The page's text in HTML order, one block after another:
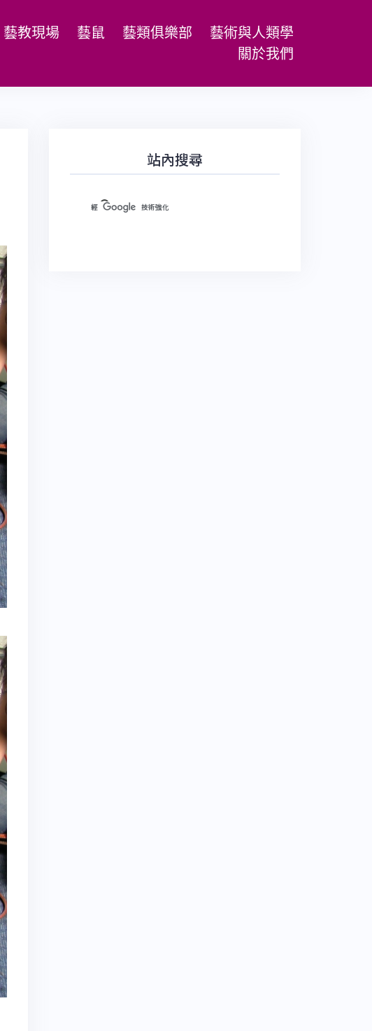
藝教現場 藝鼠 藝類俱樂部
藝術與人類學
關於我們
站內搜尋